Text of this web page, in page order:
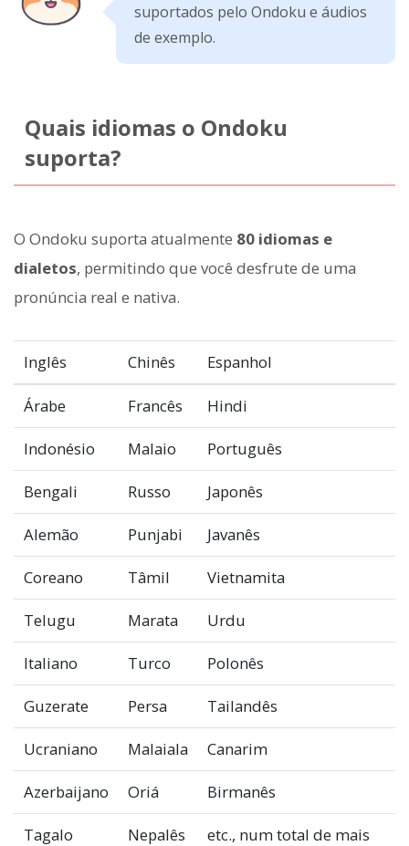
suportados pelo Ondoku e áudios
de exemplo.
Quais idiomas o Ondoku
suporta?
O Ondoku suporta atualmente 80 idiomas e
dialetos, permitindo que você desfrute de uma
pronúncia real e nativa.
Inglês Chinês Espanhol
Árabe Francês Hindi
Indonésio Malaio Português
Bengali Russo Japonês
Alemão Punjabi Javanês
Coreano Tâmil Vietnamita
Telugu Marata Urdu
Italiano Turco Polonês
Guzerate Persa Tailandês
Ucraniano Malaiala Canarim
Azerbaijano Oriá Birmanês
Tagalo Nepalês
etc., num total de mais